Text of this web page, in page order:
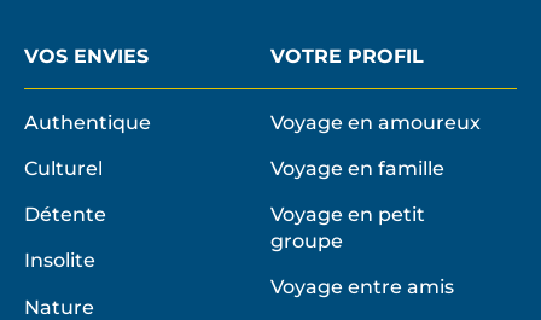
VOS ENVIES
Authentique
Culturel
Détente
Insolite
Nature
VOTRE PROFIL
Voyage en amoureux
Voyage en famille
Voyage en petit
groupe
Voyage entre amis